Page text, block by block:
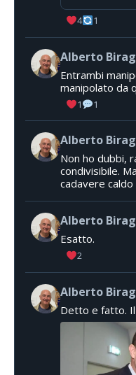
4 1
Alberto
Entrambi
manipolato da
1 1
Alberto
Non ho dubbi,
condivisibile.
cadavere
Alberto
Esatto.
2
Alberto
Detto e fatto. Il